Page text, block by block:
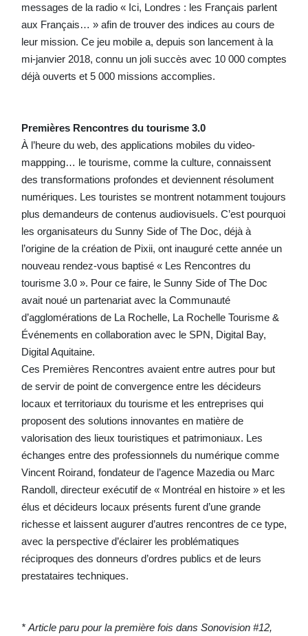
messages de la radio « Ici, Londres : les Français parlent
aux Français… » afin de trouver des indices au cours de
leur mission. Ce jeu mobile a, depuis son lancement à la
mi-janvier 2018, connu un joli succès avec 10 000 comptes
déjà ouverts et 5 000 missions accomplies.
Premières Rencontres du tourisme 3.0
À l’heure du web, des applications mobiles du video-
mappping… le tourisme, comme la culture, connaissent
des transformations profondes et deviennent résolument
numériques. Les touristes se montrent notamment toujours
plus demandeurs de contenus audiovisuels. C’est pourquoi
les organisateurs du Sunny Side of The Doc, déjà à
l’origine de la création de Pixii, ont inauguré cette année un
nouveau rendez-vous baptisé « Les Rencontres du
tourisme 3.0 ». Pour ce faire, le Sunny Side of The Doc
avait noué un partenariat avec la Communauté
d’agglomérations de La Rochelle, La Rochelle Tourisme &
Événements en collaboration avec le SPN, Digital Bay,
Digital Aquitaine.
Ces Premières Rencontres avaient entre autres pour but
de servir de point de convergence entre les décideurs
locaux et territoriaux du tourisme et les entreprises qui
proposent des solutions innovantes en matière de
valorisation des lieux touristiques et patrimoniaux. Les
échanges entre des professionnels du numérique comme
Vincent Roirand, fondateur de l’agence Mazedia ou Marc
Randoll, directeur exécutif de « Montréal en histoire » et les
élus et décideurs locaux présents furent d’une grande
richesse et laissent augurer d’autres rencontres de ce type,
avec la perspective d’éclairer les problématiques
réciproques des donneurs d’ordres publics et de leurs
prestataires techniques.
* Article paru pour la première fois dans Sonovision #12,